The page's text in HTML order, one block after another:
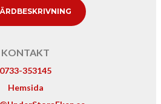
KONTAKT
0733-353145
Hemsida